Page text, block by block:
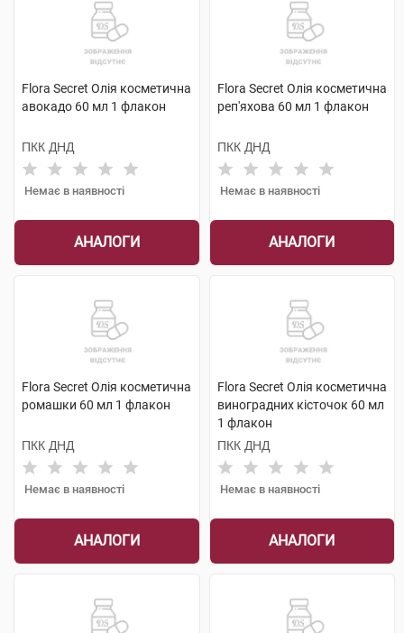
Flora Secret Олія косметична
авокадо 60 мл 1 флакон
ПКК ДНД
Немає в наявності
АНАЛОГИ
Flora Secret Олія косметична
реп'яхова 60 мл 1 флакон
ПКК ДНД
Немає в наявності
АНАЛОГИ
Flora Secret Олія косметична
ромашки 60 мл 1 флакон
ПКК ДНД
Немає в наявності
АНАЛОГИ
Flora Secret Олія косметична
виноградних кісточок 60 мл
1 флакон
ПКК ДНД
Немає в наявності
АНАЛОГИ